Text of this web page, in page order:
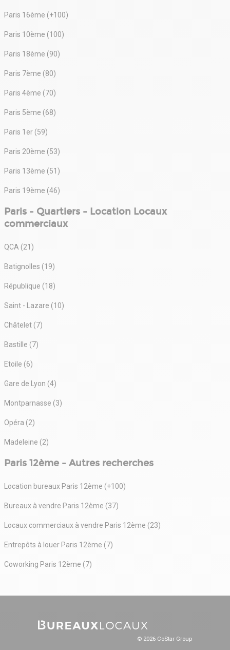
Paris 16ème (+100)
Paris 10ème (100)
Paris 18ème (90)
Paris 7ème (80)
Paris 4ème (70)
Paris 5ème (68)
Paris 1er (59)
Paris 20ème (53)
Paris 13ème (51)
Paris 19ème (46)
Paris - Quartiers - Location Locaux
commerciaux
QCA (21)
Batignolles (19)
République (18)
Saint - Lazare (10)
Châtelet (7)
Bastille (7)
Etoile (6)
Gare de Lyon (4)
Montparnasse (3)
Opéra (2)
Madeleine (2)
Paris 12ème - Autres recherches
Location bureaux Paris 12ème (+100)
Bureaux à vendre Paris 12ème (37)
Locaux commerciaux à vendre Paris 12ème (23)
Entrepôts à louer Paris 12ème (7)
Coworking Paris 12ème (7)
© 2026 CoStar Group